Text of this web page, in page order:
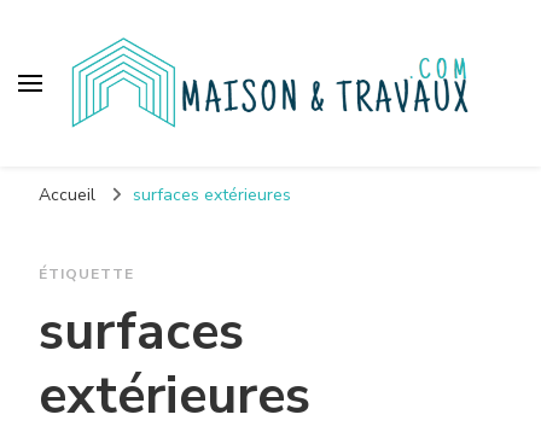
Accueil surfaces extérieures
ÉTIQUETTE
surfaces
extérieures